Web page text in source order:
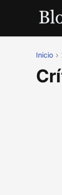
Inicio